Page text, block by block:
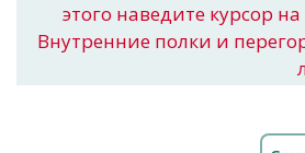
этого наведите курсор
Внутренние полки и